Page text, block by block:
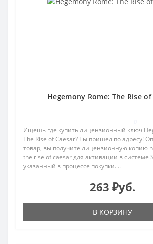
Hegemony Rome: The Rise of
Ищешь где купить лицензионный ключ
The Rise of Caesar? Ты пришел по адресу!
товар, вы получите лицензионную копию
the rise of caesar для активации в системе
указанный в процессе покупки. ..
263 ₽уб.
В КОРЗИНУ